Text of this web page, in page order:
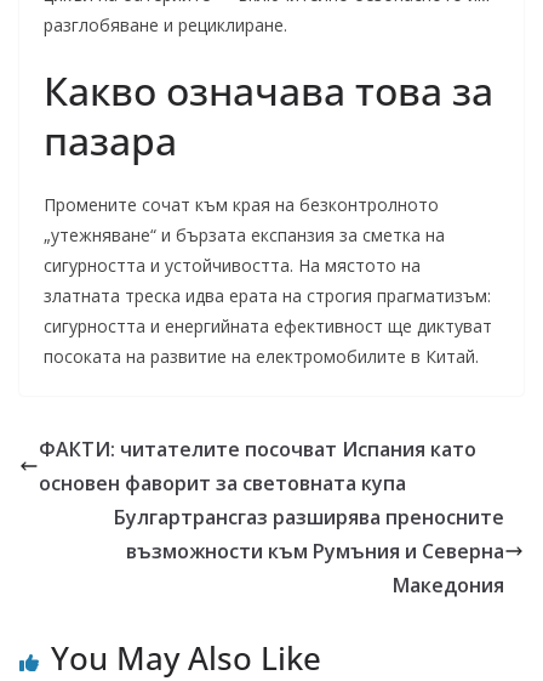
разглобяване и рециклиране.
Какво означава това за
пазара
Промените сочат към края на безконтролното
„утежняване“ и бързата експанзия за сметка на
сигурността и устойчивостта. На мястото на
златната треска идва ерата на строгия прагматизъм:
сигурността и енергийната ефективност ще диктуват
посоката на развитие на електромобилите в Китай.
ФАКТИ: читателите посочват Испания като
основен фаворит за световната купа
Булгартрансгаз разширява преносните
възможности към Румъния и Северна
Македония
You May Also Like